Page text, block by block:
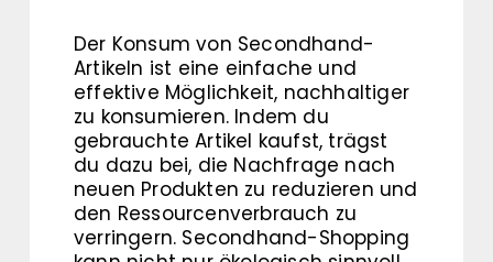
Der Konsum von Secondhand-
Artikeln ist eine einfache und
effektive Möglichkeit, nachhaltiger
zu konsumieren. Indem du
gebrauchte Artikel kaufst, trägst
du dazu bei, die Nachfrage nach
neuen Produkten zu reduzieren und
den Ressourcenverbrauch zu
verringern. Secondhand-Shopping